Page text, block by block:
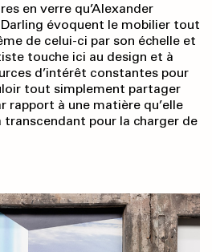
en verre qu’Alexander
évoquent le mobilier tout
de celui-ci par son échelle et
touche ici au design et à
d’intérêt constantes pour
tout simplement partager
rapport à une matière qu’elle
pour la charger de